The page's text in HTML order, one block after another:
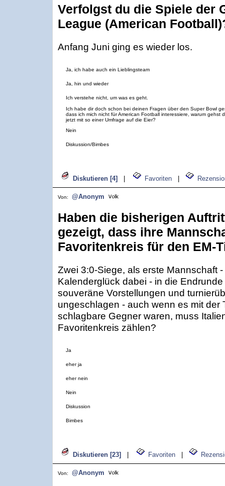
Verfolgst du die Spiele der
League (American
Anfang Juni ging es wieder los.
Ja, ich habe auch ein Lieblingsteam
Ja, hin und wieder
Ich verstehe nicht, um was es geht.
Ich habe dir doch schon bei deinen Fragen über den Super Bowl
dass ich mich nicht für American Football interessiere, warum gehst
jetzt mit so einer Umfrage auf die Eier?
Nein
Diskussion/Bimbes
Diskutieren [4] Favoriten
Von: @Anonym
Haben die bisherigen
gezeigt, dass ihre
Favoritenkreis für den EM-
Zwei 3:0-Siege, als erste Mannschaft
Kalenderglück dabei - in die
souveräne Vorstellungen und
ungeschlagen - auch wenn es mit der
schlagbare Gegner waren, muss
Favoritenkreis zählen?
Ja
eher ja
eher nein
Nein
Diskussion
Bimbes
Diskutieren [23] Favoriten
Von: @Anonym